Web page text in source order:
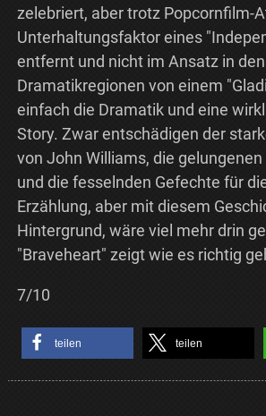
zelebriert, aber trotz Popcornfilm-
Unterhaltungsfaktor eines
entfernt und nicht im Ansatz in den
Dramatikregionen von einem
einfach die Dramatik und eine
Story. Zwar entschädigen der
von John Williams, die
und die fesselnden Gefechte für
Erzählung, aber mit diesem
Hintergrund, wäre viel mehr drin
"Braveheart" zeigt wie es richtig
7/10
teilen teilen